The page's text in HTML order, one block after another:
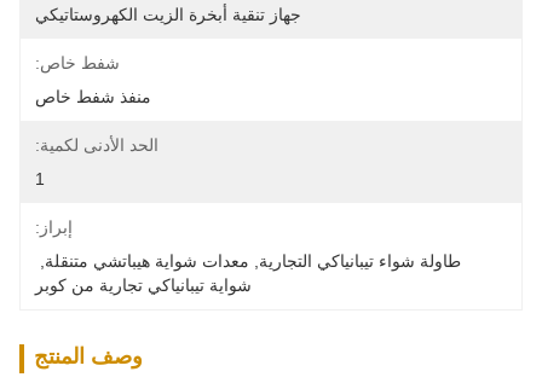
جهاز تنقية أبخرة الزيت الكهروستاتيكي
شفط خاص:
منفذ شفط خاص
الحد الأدنى لكمية:
1
إبراز:
طاولة شواء تيبانياكي التجارية
معدات شواية هيباتشي متنقلة
شواية تيبانياكي تجارية من كوبر
وصف المنتج